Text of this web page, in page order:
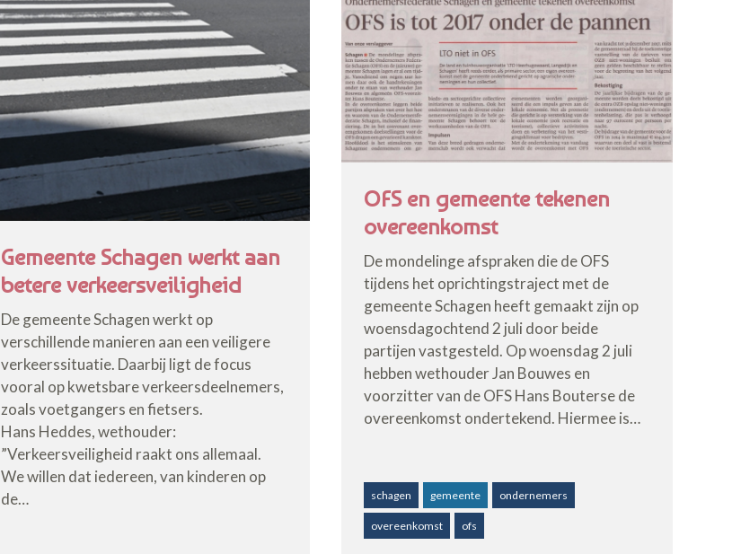
Gemeente Schagen werkt aan
betere verkeersveiligheid
De gemeente Schagen werkt op
verschillende manieren aan een veiligere
verkeerssituatie. Daarbij ligt de focus
vooral op kwetsbare verkeersdeelnemers,
zoals voetgangers en fietsers.
Hans Heddes, wethouder:
”Verkeersveiligheid raakt ons allemaal.
We willen dat iedereen, van kinderen op
de…
OFS en gemeente tekenen
overeenkomst
De mondelinge afspraken die de OFS
tijdens het oprichtingstraject met de
gemeente Schagen heeft gemaakt zijn op
woensdagochtend 2 juli door beide
partijen vastgesteld. Op woensdag 2 juli
hebben wethouder Jan Bouwes en
voorzitter van de OFS Hans Bouterse de
overeenkomst ondertekend. Hiermee is…
schagen gemeente ondernemers
overeenkomst ofs